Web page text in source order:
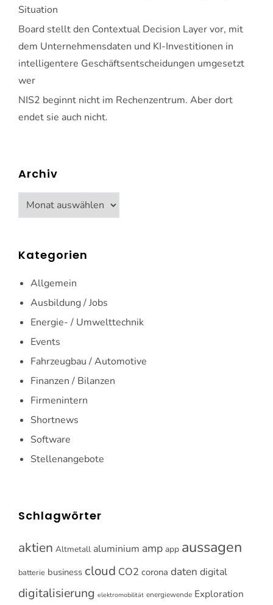
Situation
Board stellt den Contextual Decision Layer vor, mit
dem Unternehmensdaten und KI-Investitionen in
intelligentere Geschäftsentscheidungen umgesetzt
wer
NIS2 beginnt nicht im Rechenzentrum. Aber dort
endet sie auch nicht.
Archiv
Archiv
Kategorien
Allgemein
Ausbildung / Jobs
Energie- / Umwelttechnik
Events
Fahrzeugbau / Automotive
Finanzen / Bilanzen
Firmenintern
Shortnews
Software
Stellenangebote
Schlagwörter
aktien Altmetall aluminium amp app aussagen
batterie business cloud CO2 corona daten digital
digitalisierung elektromobilität energiewende Exploration